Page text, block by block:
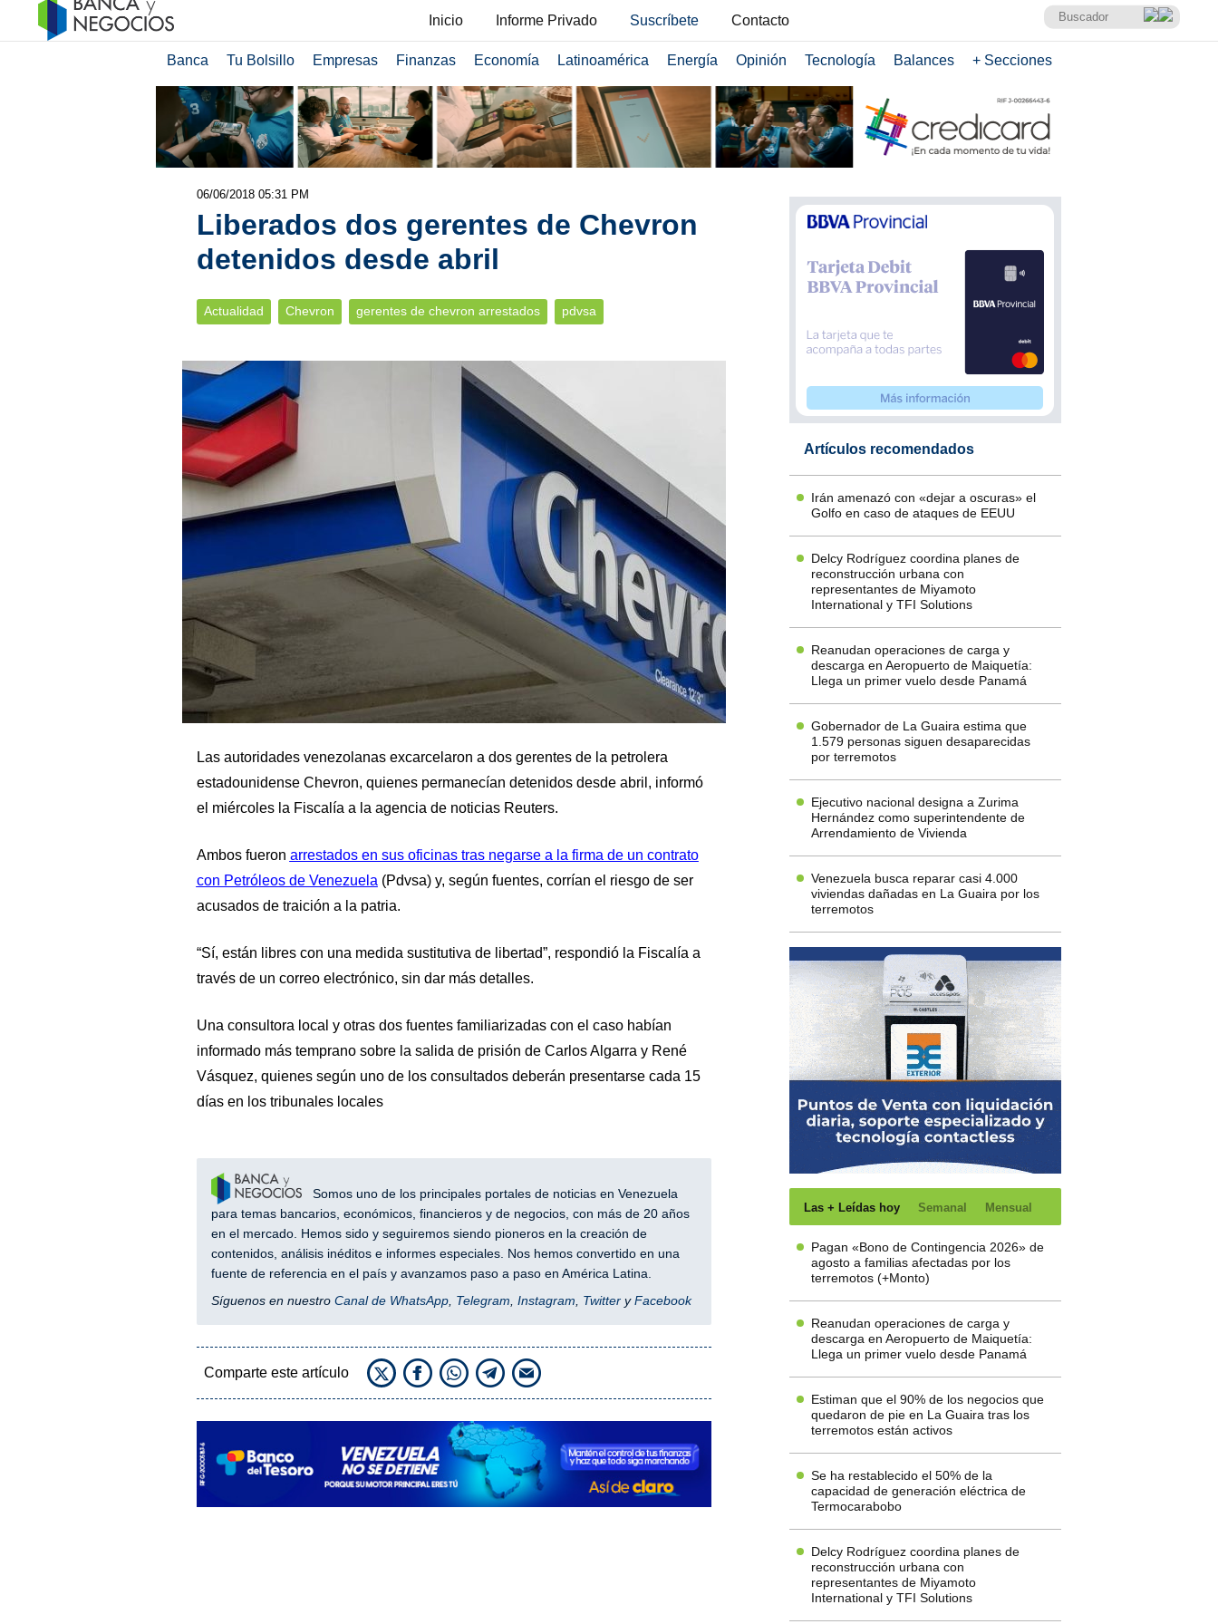
Inicio Informe Privado Suscríbete Contacto
Banca Tu Bolsillo Empresas Finanzas Economía Latinoamérica Energía Opinión Tecnología Balances + Secciones
06/06/2018 05:31 PM
Liberados dos gerentes de Chevron
detenidos desde abril
Actualidad Chevron gerentes de chevron arrestados pdvsa
Las autoridades venezolanas excarcelaron a dos gerentes de la petrolera
estadounidense Chevron, quienes permanecían detenidos desde abril, informó
el miércoles la Fiscalía a la agencia de noticias Reuters.
Ambos fueron arrestados en sus oficinas tras negarse a la firma de un contrato
con Petróleos de Venezuela (Pdvsa) y, según fuentes, corrían el riesgo de ser
acusados de traición a la patria.
“Sí, están libres con una medida sustitutiva de libertad”, respondió la Fiscalía a
través de un correo electrónico, sin dar más detalles.
Una consultora local y otras dos fuentes familiarizadas con el caso habían
informado más temprano sobre la salida de prisión de Carlos Algarra y René
Vásquez, quienes según uno de los consultados deberán presentarse cada 15
días en los tribunales locales
Somos uno de los principales portales de noticias en Venezuela
para temas bancarios, económicos, financieros y de negocios, con más de 20 años
en el mercado. Hemos sido y seguiremos siendo pioneros en la creación de
contenidos, análisis inéditos e informes especiales. Nos hemos convertido en una
fuente de referencia en el país y avanzamos paso a paso en América Latina.
Síguenos en nuestro Canal de WhatsApp, Telegram Instagram TwitteryFacebook
Comparte este artículo
Artículos recomendados
Irán amenazó con «dejar a oscuras» el
Golfo en caso de ataques de EEUU
Delcy Rodríguez coordina planes de
reconstrucción urbana con
representantes de Miyamoto
International y TFI Solutions
Reanudan operaciones de carga y
descarga en Aeropuerto de Maiquetía:
Llega un primer vuelo desde Panamá
Gobernador de La Guaira estima que
1.579 personas siguen desaparecidas
por terremotos
Ejecutivo nacional designa a Zurima
Hernández como superintendente de
Arrendamiento de Vivienda
Venezuela busca reparar casi 4.000
viviendas dañadas en La Guaira por los
terremotos
Las + Leídas hoy Semanal Mensual
Pagan «Bono de Contingencia 2026» de
agosto a familias afectadas por los
terremotos (+Monto)
Reanudan operaciones de carga y
descarga en Aeropuerto de Maiquetía:
Llega un primer vuelo desde Panamá
Estiman que el 90% de los negocios que
quedaron de pie en La Guaira tras los
terremotos están activos
Se ha restablecido el 50% de la
capacidad de generación eléctrica de
Termocarabobo
Delcy Rodríguez coordina planes de
reconstrucción urbana con
representantes de Miyamoto
International y TFI Solutions